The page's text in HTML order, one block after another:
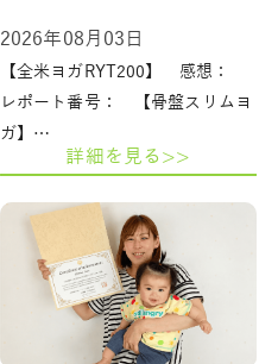
2026年08月03日
【全米ヨガRYT200】 感想：
レポート番号： 【骨盤スリムヨ
ガ】…
詳細を見る>>